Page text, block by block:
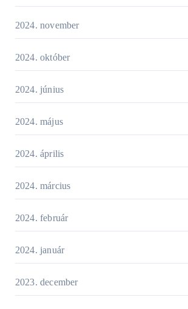
2024. november
2024. október
2024. június
2024. május
2024. április
2024. március
2024. február
2024. január
2023. december